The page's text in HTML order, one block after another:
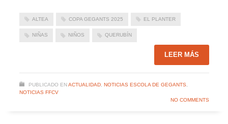
ALTEA COPA GEGANTS 2025 EL PLANTER
NIÑAS NIÑOS QUERUBÍN
LEER MÁS
PUBLICADO EN ACTUALIDAD, NOTICIAS ESCOLA DE GEGANTS,
NOTICIAS FFCV
NO COMMENTS